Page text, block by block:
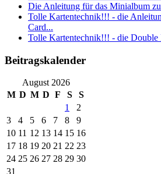
Die Anleitung für das Minialbum
Tolle Kartentechnik!!! - die
Card...
Tolle Kartentechnik!!! - die Double
Beitragskalender
August 2026
M D M D F S
S
1
2
3
4 5 6 7 8
9
10 11 12 13 14 15 16
17 18 19 20 21 22 23
24 25 26 27 28 29 30
31